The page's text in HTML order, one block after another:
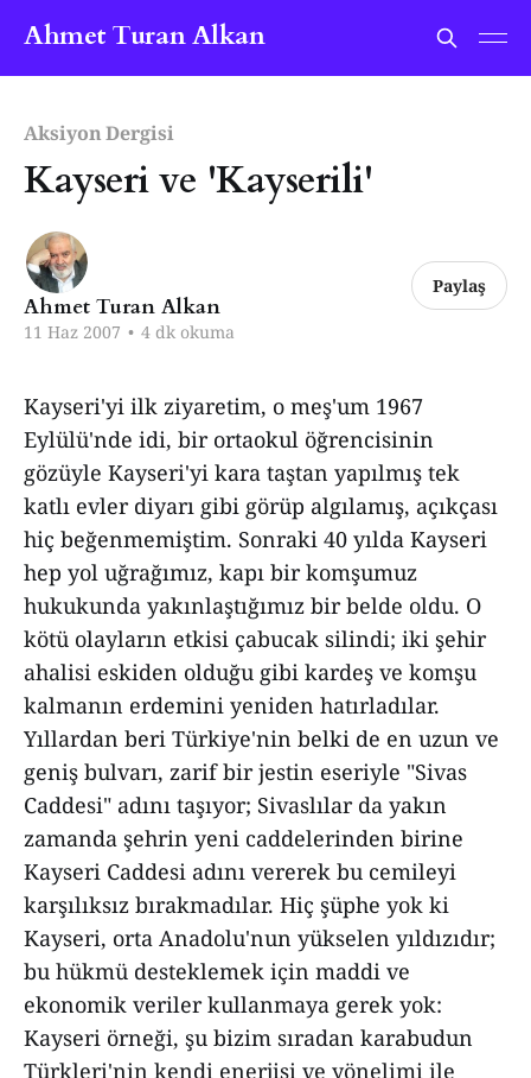
Ahmet Turan Alkan
Aksiyon Dergisi
Kayseri ve 'Kayserili'
Ahmet Turan Alkan
11 Haz 2007 • 4 dk okuma
Paylaş
Kayseri'yi ilk ziyaretim, o meş'um 1967
Eylülü'nde idi, bir ortaokul öğrencisinin
gözüyle Kayseri'yi kara taştan yapılmış tek
katlı evler diyarı gibi görüp algılamış, açıkçası
hiç beğenmemiştim. Sonraki 40 yılda Kayseri
hep yol uğrağımız, kapı bir komşumuz
hukukunda yakınlaştığımız bir belde oldu. O
kötü olayların etkisi çabucak silindi; iki şehir
ahalisi eskiden olduğu gibi kardeş ve komşu
kalmanın erdemini yeniden hatırladılar.
Yıllardan beri Türkiye'nin belki de en uzun ve
geniş bulvarı, zarif bir jestin eseriyle "Sivas
Caddesi" adını taşıyor; Sivaslılar da yakın
zamanda şehrin yeni caddelerinden birine
Kayseri Caddesi adını vererek bu cemileyi
karşılıksız bırakmadılar. Hiç şüphe yok ki
Kayseri, orta Anadolu'nun yükselen yıldızıdır;
bu hükmü desteklemek için maddi ve
ekonomik veriler kullanmaya gerek yok:
Kayseri örneği, şu bizim sıradan karabudun
Türkleri'nin kendi enerjisi ve yönelimi ile